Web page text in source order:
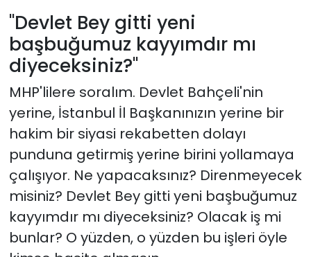
"Devlet Bey gitti yeni
başbuğumuz kayyımdır mı
diyeceksiniz?"
MHP'lilere soralım. Devlet Bahçeli'nin
yerine, İstanbul İl Başkanınızın yerine bir
hakim bir siyasi rekabetten dolayı
punduna getirmiş yerine birini yollamaya
çalışıyor. Ne yapacaksınız? Direnmeyecek
misiniz? Devlet Bey gitti yeni başbuğumuz
kayyımdır mı diyeceksiniz? Olacak iş mi
bunlar? O yüzden, o yüzden bu işleri öyle